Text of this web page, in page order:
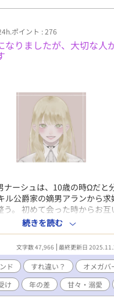
、胸糞描写あり。 残酷・胸
を題名に付けています。 初
。 ムーンライトノベルズで
ポイント : 276
なりましたが、大切な人
ナーシュは、10歳の時Ωだと
ル公爵家の嫡男アランから求
う。 初めて会った時からお
しかしアランにはナーシュが
ったナーシュはアランに離婚
の愛人だと思っていたのは⋯
違い(？)からのハッピーエ
※画像はpicrewさんよりお
続きを読む
文字数 47,966 最終更新日
ド すれ違い？ オメガバ
け 年の差 甘々・溺愛